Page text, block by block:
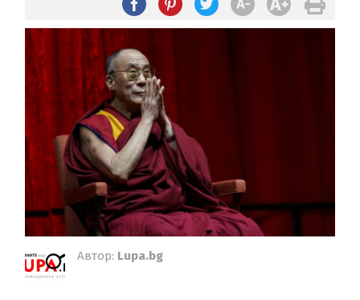
Автор: Lupa.bg